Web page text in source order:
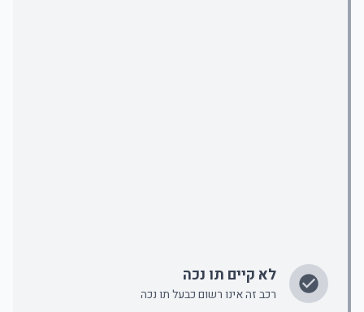
לא קיים תו נכה
רכב זה אינו רשום כבעל תו נכה